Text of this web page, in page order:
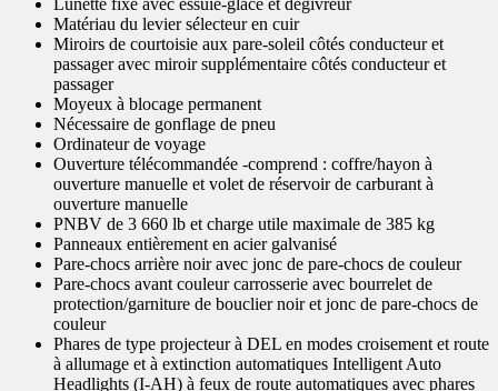
Lunette fixe avec essuie-glace et dégivreur
Matériau du levier sélecteur en cuir
Miroirs de courtoisie aux pare-soleil côtés conducteur et
passager avec miroir supplémentaire côtés conducteur et
passager
Moyeux à blocage permanent
Nécessaire de gonflage de pneu
Ordinateur de voyage
Ouverture télécommandée -comprend : coffre/hayon à
ouverture manuelle et volet de réservoir de carburant à
ouverture manuelle
PNBV de 3 660 lb et charge utile maximale de 385 kg
Panneaux entièrement en acier galvanisé
Pare-chocs arrière noir avec jonc de pare-chocs de couleur
Pare-chocs avant couleur carrosserie avec bourrelet de
protection/garniture de bouclier noir et jonc de pare-chocs de
couleur
Phares de type projecteur à DEL en modes croisement et route
à allumage et à extinction automatiques Intelligent Auto
Headlights (I-AH) à feux de route automatiques avec phares